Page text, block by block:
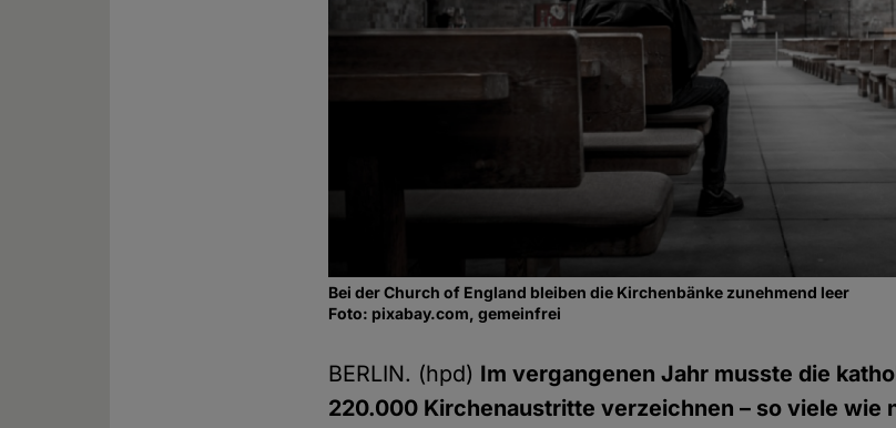
Bei der Church of England bleiben die Kirchenbänke zunehmend leer
Foto: pixabay.com, gemeinfrei
BERLIN. (hpd) Im vergangenen Jahr musste die
220.000 Kirchenaustritte verzeichnen – so viele wie